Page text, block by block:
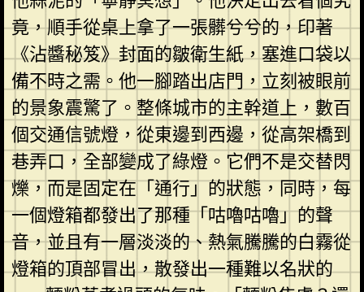
竟，順手從桌上拿了一張髒兮兮的，印著
《沾醬秘笈》封面的皺衛生紙，塞進口袋以
備不時之需。他一腳踏出店門，立刻被眼前
的景象震驚了。整條城市的主幹道上，數百
個交通信號燈，從東邊到西邊，從高架橋到
巷弄口，全部變成了綠燈。它們不是交替閃
爍，而是固定在「通行」的狀態，同時，每
一個燈箱都發出了那種「咕嚕咕嚕」的聲
音，並且有一層淡淡的、熱氣騰騰的白霧從
燈箱的頂部冒出，散發出一種難以名狀的